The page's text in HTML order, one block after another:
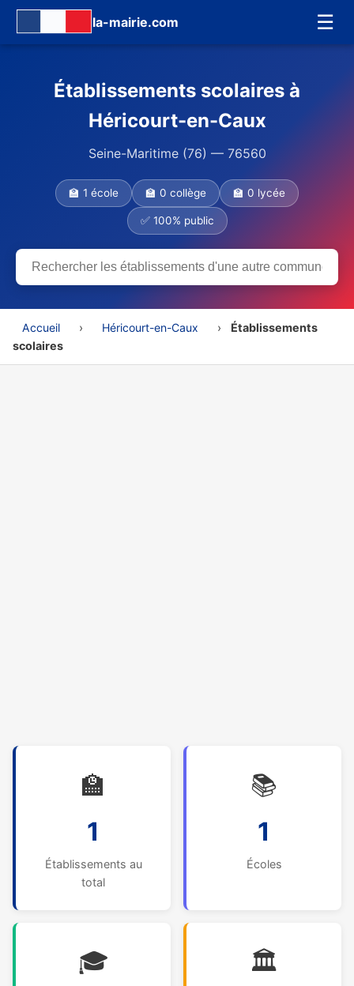
la-mairie.com ☰
Établissements scolaires à
Héricourt-en-Caux
Seine-Maritime (76) — 76560
🏫 1 école 🏫 0 collège 🏫 0 lycée
✅ 100% public
Accueil › Héricourt-en-Caux ›
Établissements
scolaires
🏫
1
Établissements au
total
📚
1
Écoles
🎓
🏛️